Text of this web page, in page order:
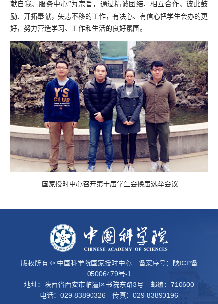
献自我、服务中心”为宗旨，通过精诚团结、相互合作、彼此鼓
励、开拓奉献，矢志不移的工作，有决心、有信心把学生会办的更
好，努力营造学习、工作和生活的良好氛围。
国家授时中心召开第十届学生会换届选举会议
版权所有 © 中国科学院国家授时中心 备案序号：
陕ICP备
05006479号-1
地址：陕西省西安市临潼区书院东路3号 邮编：710600
电话：029-83890326 传真：029-83890196